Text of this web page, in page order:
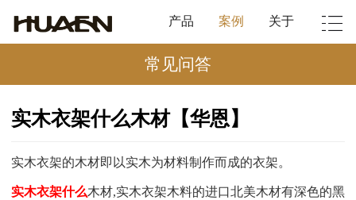
产品 案例 关于
常见问答
实木衣架什么木材【华恩】
实木衣架的木材即以实木为材料制作而成的衣架。
实木衣架什么木材,实木衣架木料的进口北美木材有深色的黑